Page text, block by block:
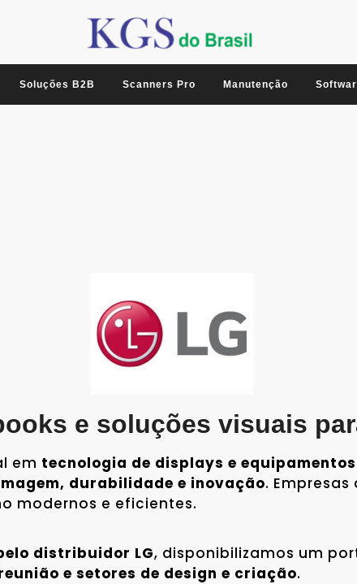
Soluções B2B Scanners Pro Manutenção
e soluções visuais
em tecnologia de displays e
durabilidade e inovação.
modernos e eficientes.
distribuidor LG, disponibilizamos um
e setores de design e criação.